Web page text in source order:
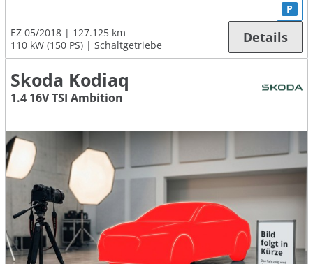
EZ 05/2018
127.125 km
110 kW (150 PS)
Schaltgetriebe
P
Details
Skoda Kodiaq
1.4 16V TSI Ambition